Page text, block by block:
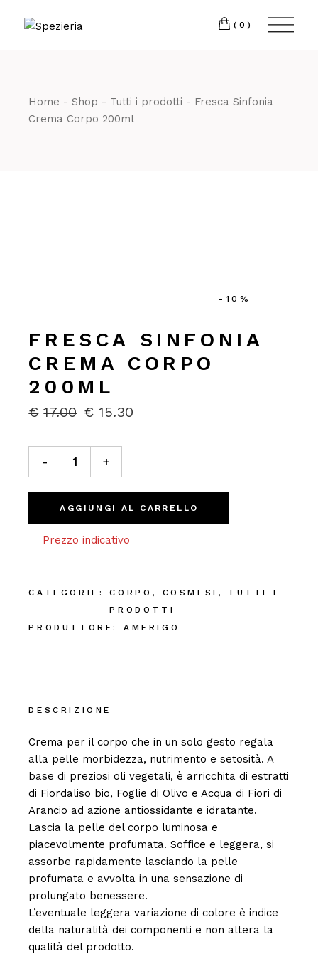
(0)
Home Shop Tutti i prodotti
Fresca Sinfonia
Crema Corpo 200ml
-10%
FRESCA SINFONIA
CREMA CORPO
200ML
€ 17.00
IL
ORIGINALE
ERA:
€17.00.
€ 15.30
IL
ATTUALE
€15.30.
Fresca Sinfonia Crema Corpo 200ml quantity
- +
AGGIUNGI AL CARRELLO
Prezzo indicativo
CATEGORIE: CORPO , COSMESI , TUTTI I
PRODOTTI
PRODUTTORE:
AMERIGO
DESCRIZIONE
Crema per il corpo che in un solo gesto regala
alla pelle morbidezza, nutrimento e setosità. A
base di preziosi oli vegetali, è arricchita di estratti
di Fiordaliso bio, Foglie di Olivo e Acqua di Fiori di
Arancio ad azione antiossidante e idratante.
Lascia la pelle del corpo luminosa e
piacevolmente profumata. Soffice e leggera, si
assorbe rapidamente lasciando la pelle
profumata e avvolta in una sensazione di
prolungato benessere.
L’eventuale leggera variazione di colore è indice
della naturalità dei componenti e non altera la
qualità del prodotto.
Telefono